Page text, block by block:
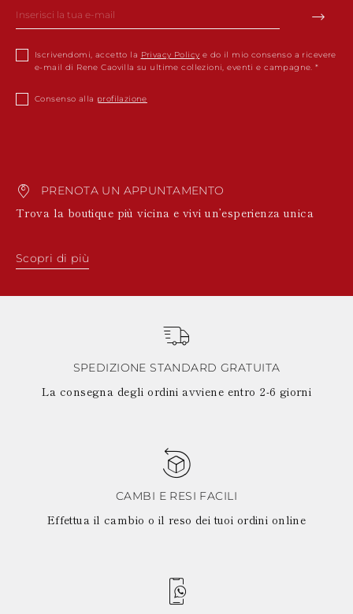
Iscrivendomi, accetto la Privacy Policy e do il mio consenso a ricevere
e-mail di Rene Caovilla su ultime collezioni, eventi e campagne.
Consenso alla profilazione
PRENOTA UN APPUNTAMENTO
Trova la boutique più vicina e vivi un’esperienza unica
Scopri di più
SPEDIZIONE STANDARD GRATUITA
La consegna degli ordini avviene entro 2-6 giorni
CAMBI E RESI FACILI
Effettua il cambio o il reso dei tuoi ordini online